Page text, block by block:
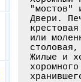
"мостов"
Двери.
или
Жилые и